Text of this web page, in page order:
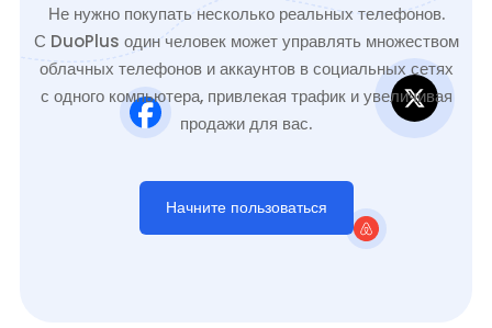
Не нужно покупать несколько реальных телефонов.
С DuoPlus один человек может управлять множеством
облачных телефонов и аккаунтов в социальных сетях
с одного компьютера, привлекая трафик и увеличивая
продажи для вас.
Начните пользоваться